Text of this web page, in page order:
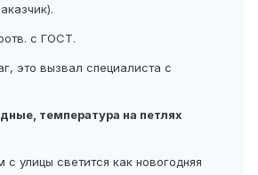
с ГОСТ.
это вызвал специалиста с
температура на петлях
улицы светится как новогодняя